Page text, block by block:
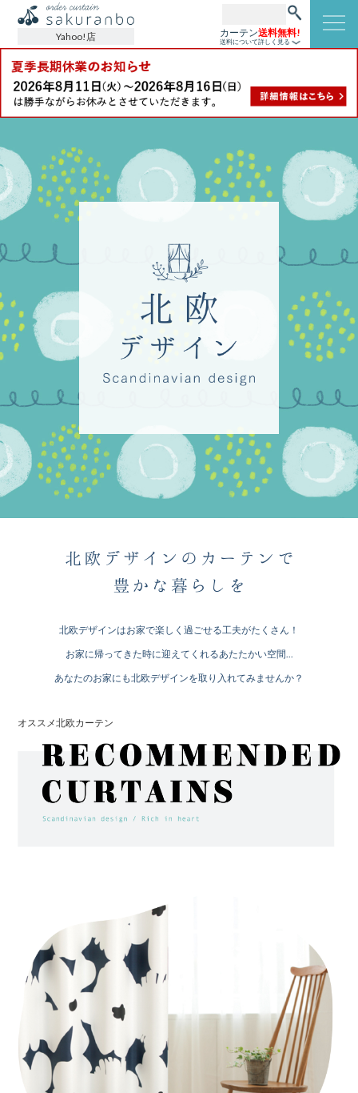
Yahoo!店
北欧デザインはお家で楽しく過ごせる工夫がたくさん！
お家に帰ってきた時に迎えてくれるあたたかい空間...
あなたのお家にも北欧デザインを取り入れてみませんか？
オススメ北欧カーテン
カーテン送料無料!
送料について詳しく見る